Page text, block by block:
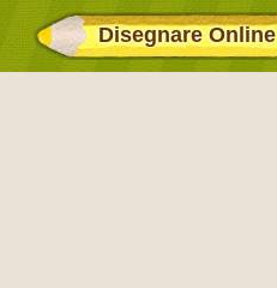
Disegnare Online